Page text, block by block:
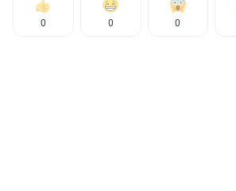
0 0 0